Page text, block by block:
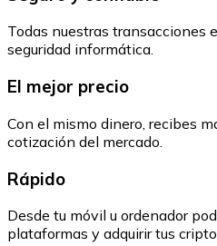
Todas nuestras transacciones
seguridad informática.
El mejor precio
Con el mismo dinero, recibes
cotización del mercado.
Rápido
Desde tu móvil u ordenador
plataformas y adquirir tus